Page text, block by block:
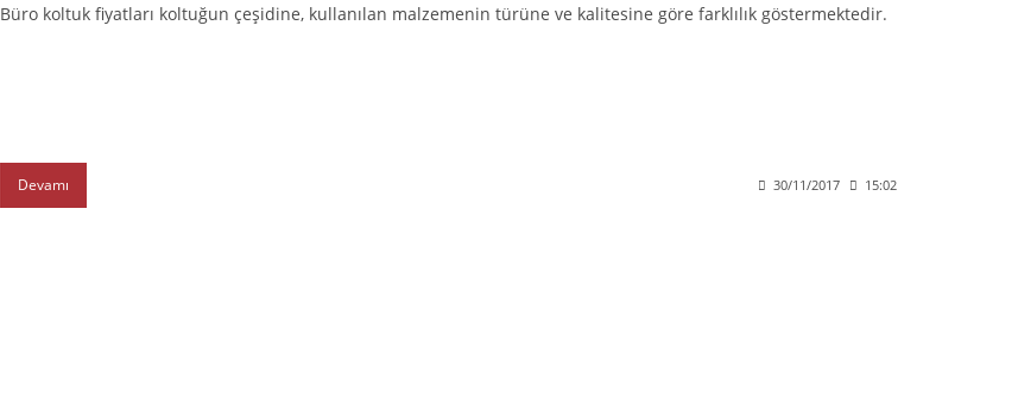
Büro koltuk fiyatları koltuğun çeşidine, kullanılan malzemenin türüne ve kalitesine göre farklılık göstermektedir.
Devamı 30/11/2017 15:02